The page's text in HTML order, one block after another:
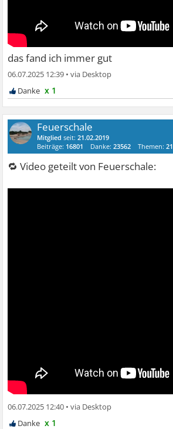
das fand ich immer gut
06.07.2025 12:39 •
x 1
Feuerschale
Mitglied seit:21.02.2019
Beiträge: 16801 Danke:23562 Themen:21
🔁 Video geteilt von Feuerschale:
06.07.2025 12:40 •
x 1